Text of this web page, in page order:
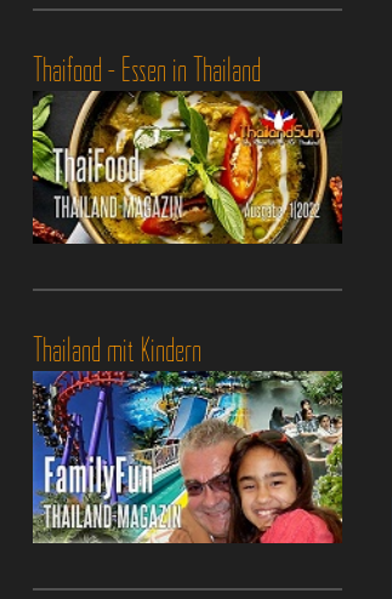
Thaifood - Essen in Thailand
Thailand mit Kindern